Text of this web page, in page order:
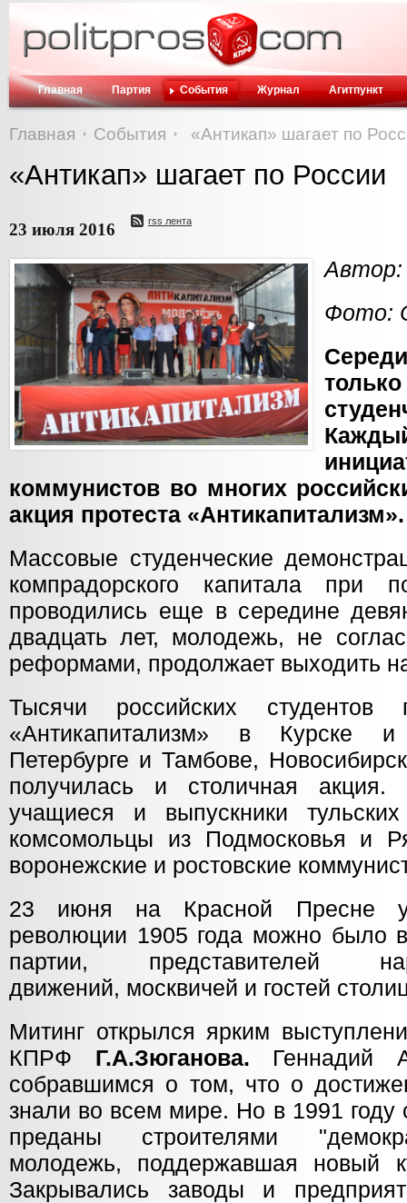
Главная Партия События Журнал Агитпункт
Главная События «Антикап» шагает по
«Антикап» шагает по России
23 июля 2016 rss лента
Автор:
Фото:
коммунистов во многих
акция протеста «Антикапитализм».
Массовые студенческие
компрадорского капитала при
проводились еще в середине
двадцать лет, молодежь, не
реформами, продолжает выходить
Тысячи российских
«Антикапитализм» в Курске
Петербурге и Тамбове,
получилась и столичная
учащиеся и выпускники
комсомольцы из Подмосковья и
воронежские и ростовские
23 июня на Красной Пресне у
революции 1905 года можно было
партии, представителей
движений, москвичей и гостей
Митинг открылся ярким
КПРФ Г.А.Зюганова. Геннадий
собравшимся о том, что о
знали во всем мире. Но в 1991
преданы строителями
молодежь, поддержавшая новый
Закрывались заводы и